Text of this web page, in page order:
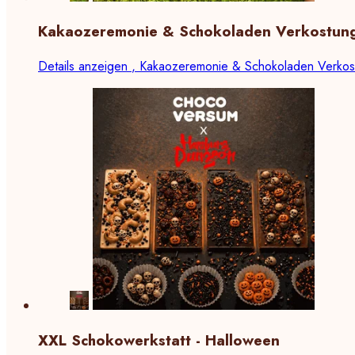
Kakaozeremonie & Schokoladen
Details anzeigen , Kakaozeremonie & Schokoladen
XXL Schokowerkstatt - Halloween